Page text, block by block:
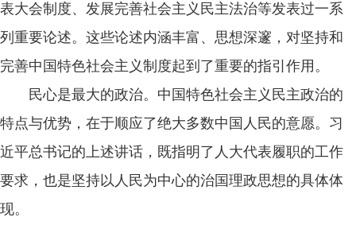
表大会制度、发展完善社会主义民主法治等发表过一系
列重要论述。这些论述内涵丰富、思想深邃，对坚持和
完善中国特色社会主义制度起到了重要的指引作用。
民心是最大的政治。中国特色社会主义民主政治的
特点与优势，在于顺应了绝大多数中国人民的意愿。习
近平总书记的上述讲话，既指明了人大代表履职的工作
要求，也是坚持以人民为中心的治国理政思想的具体体
现。